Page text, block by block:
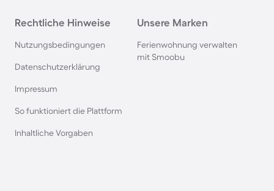
Chalets in der Eifel
Chalets am Ijsselmeer
Rechtliche Hinweise
Nutzungsbedingungen
Datenschutzerklärung
Impressum
So funktioniert die Plattform
Inhaltliche Vorgaben
Unsere Marken
Ferienwohnung verwalten
mit Smoobu